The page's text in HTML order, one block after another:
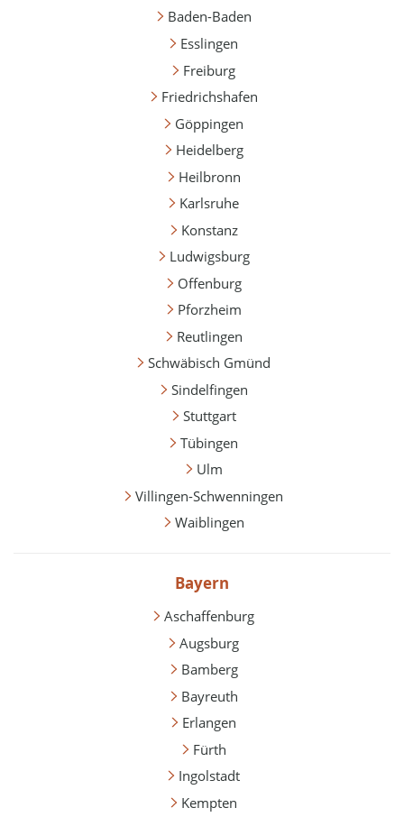
Baden-Baden
Esslingen
Freiburg
Friedrichshafen
Göppingen
Heidelberg
Heilbronn
Karlsruhe
Konstanz
Ludwigsburg
Offenburg
Pforzheim
Reutlingen
Schwäbisch Gmünd
Sindelfingen
Stuttgart
Tübingen
Ulm
Villingen-Schwenningen
Waiblingen
Bayern
Aschaffenburg
Augsburg
Bamberg
Bayreuth
Erlangen
Fürth
Ingolstadt
Kempten